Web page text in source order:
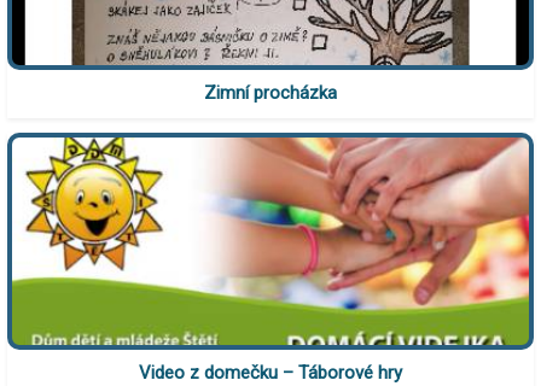
Zimní procházka
Video z domečku – Táborové hry